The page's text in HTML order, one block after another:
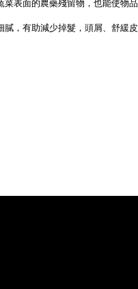
表面的農藥殘留物，也能使物品
，有助減少掉髮，頭屑、舒緩皮